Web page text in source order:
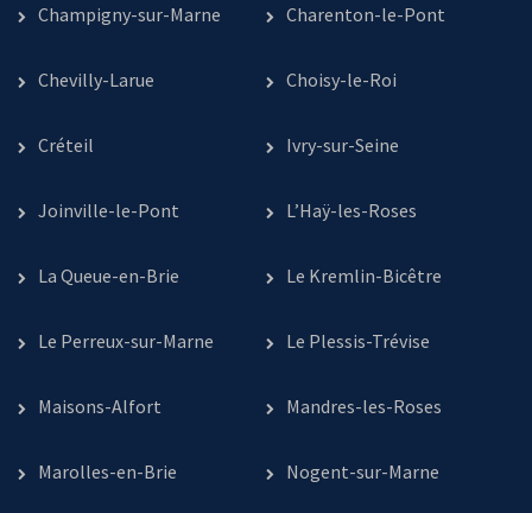
Champigny-sur-Marne Charenton-le-Pont
Chevilly-Larue Choisy-le-Roi
Créteil Ivry-sur-Seine
Joinville-le-Pont L’Haÿ-les-Roses
La Queue-en-Brie Le Kremlin-Bicêtre
Le Perreux-sur-Marne Le Plessis-Trévise
Maisons-Alfort Mandres-les-Roses
Marolles-en-Brie Nogent-sur-Marne